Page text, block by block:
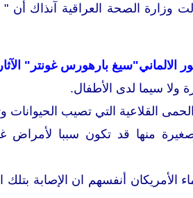
وزارة الصحة العراقية آنذاك أن
بارهورس غونتر" الآثار
ولا سيما لدى الأطفال.
القلاعية التي تصيب الحيوانات
منها قد تكون سببا لأمراض
الأمريكان أنفسهم ان الإصابة